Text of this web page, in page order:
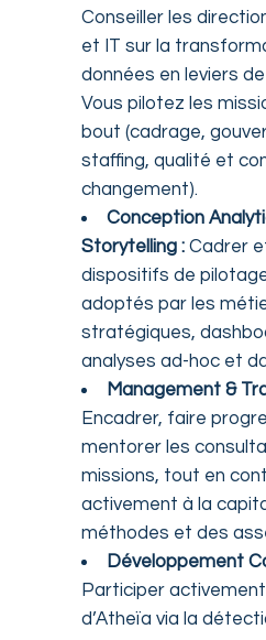
Conseiller les
et IT sur la
données en leviers
Vous pilotez les
bout (cadrage,
staffing, qualité et
changement).
Conception
Storytelling : Cadrer
dispositifs de
adoptés par les
stratégiques,
analyses ad-hoc et
Management &
Encadrer, faire
mentorer les
missions, tout en
activement à la
méthodes et des
Développement
Participer
d’Atheïa via la